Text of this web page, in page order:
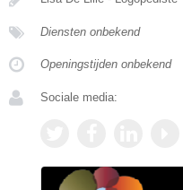
Diensten onbekend
Openingstijden onbekend
Sociale media: